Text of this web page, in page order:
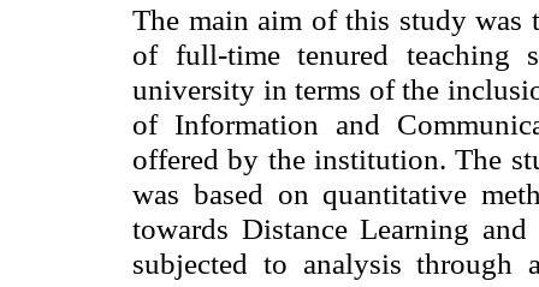
The main aim of this study was
of full-time tenured teaching
university in terms of the
of Information and
offered by the institution. The
was based on quantitative
towards Distance Learning
subjected to analysis through